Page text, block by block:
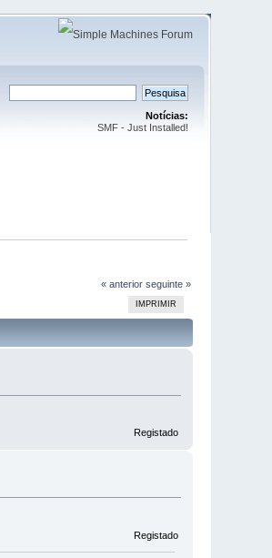
Notícias:
SMF - Just Installed!
« anterior seguinte »
IMPRIMIR
Registado
Registado